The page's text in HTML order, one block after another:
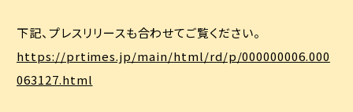
下記、プレスリリースも合わせてご覧ください。
https://prtimes.jp/main/html/rd/p/000000006.000
063127.html